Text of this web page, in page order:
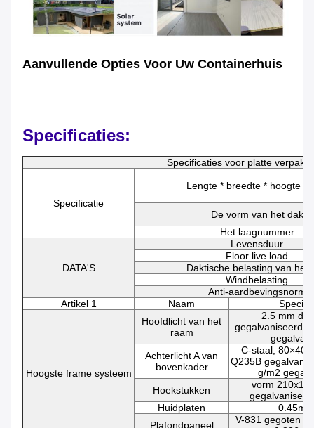
Aanvullende Opties Voor Uw Containerhuis
Specificaties:
Specificaties voor platte
Specificatie
Lengte * breedte * hoogte
De vorm van het dak
Het laagnummer
DATA'S
Levensduur
Floor live load
Daktische belasting van het
Windbelasting
Anti-aardbevingsnorm
Artikel 1
Naam
Hoogste frame systeem
Hoofdlicht van het
raam
2.5 mm
gegalvaniseerd
Achterlicht A van
bovenkader
C-staal, 80×40
Q235B
g/m2
Hoekstukken
vorm
Huidplaten
Plafondpaneel
V-831 gegoten